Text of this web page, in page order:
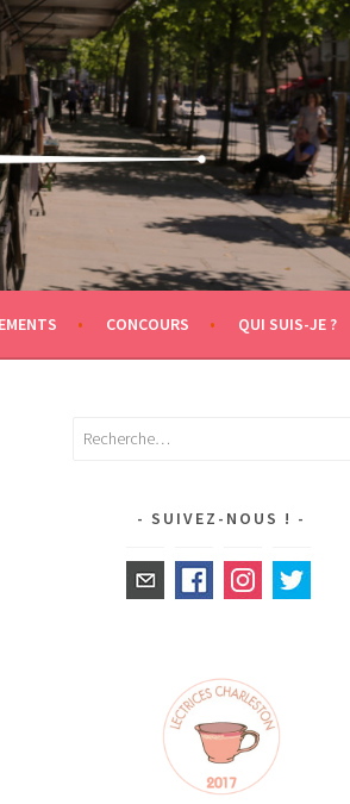
CONCOURS QUI SUIS-JE ?
Rechercher :
SUIVEZ-NOUS !